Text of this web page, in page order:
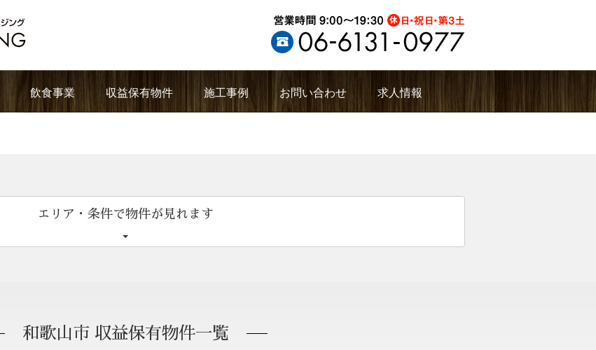
飲食事業 収益保有物件 施工事例 お問い合わせ 求人情報
エリア・条件で物件が見れます
和歌山市 収益保有物件一覧